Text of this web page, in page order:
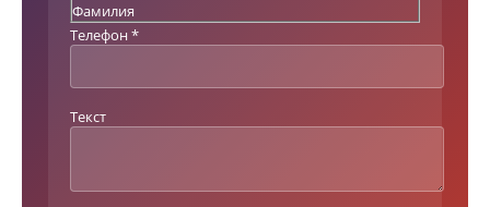
е
к
т
Н
а
а
Фамилия
Телефон *
Текст